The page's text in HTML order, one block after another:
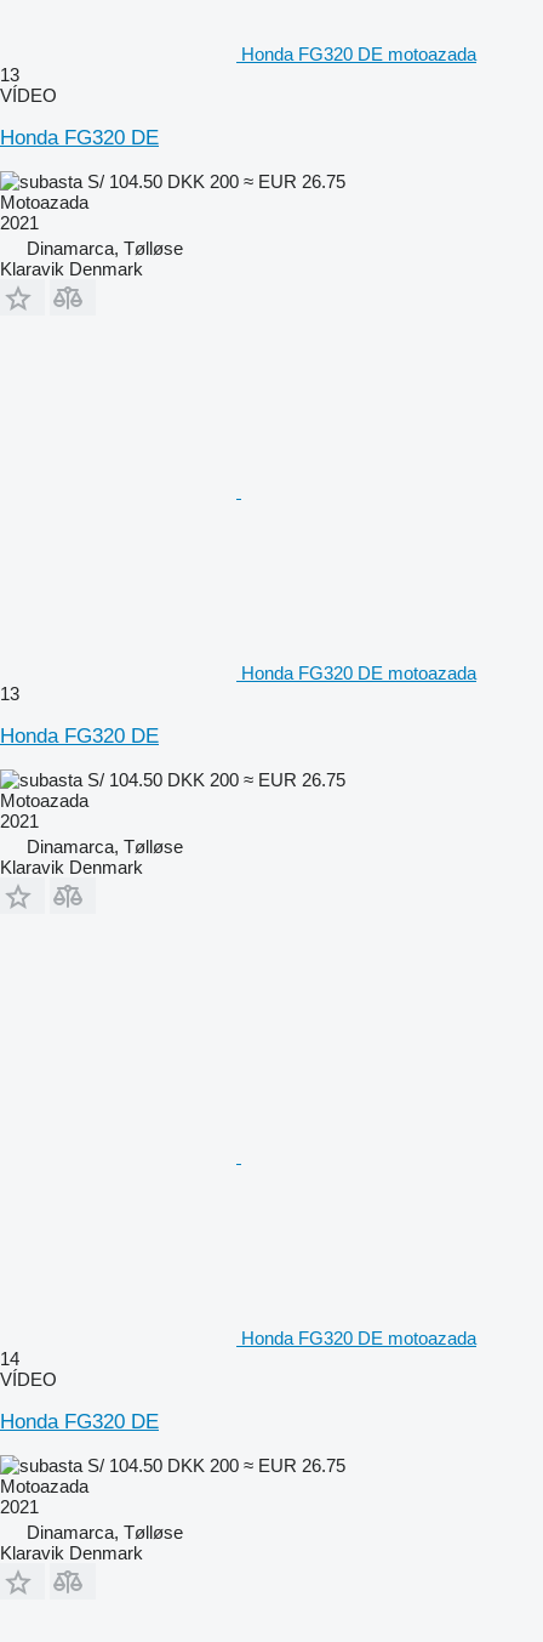
Honda FG320 DE motoazada
13
VÍDEO
Honda FG320 DE
S/ 104.50 DKK 200 ≈ EUR 26.75
Motoazada
2021
Dinamarca, Tølløse
Klaravik Denmark
Honda FG320 DE motoazada
13
Honda FG320 DE
S/ 104.50 DKK 200 ≈ EUR 26.75
Motoazada
2021
Dinamarca, Tølløse
Klaravik Denmark
Honda FG320 DE motoazada
14
VÍDEO
Honda FG320 DE
S/ 104.50 DKK 200 ≈ EUR 26.75
Motoazada
2021
Dinamarca, Tølløse
Klaravik Denmark